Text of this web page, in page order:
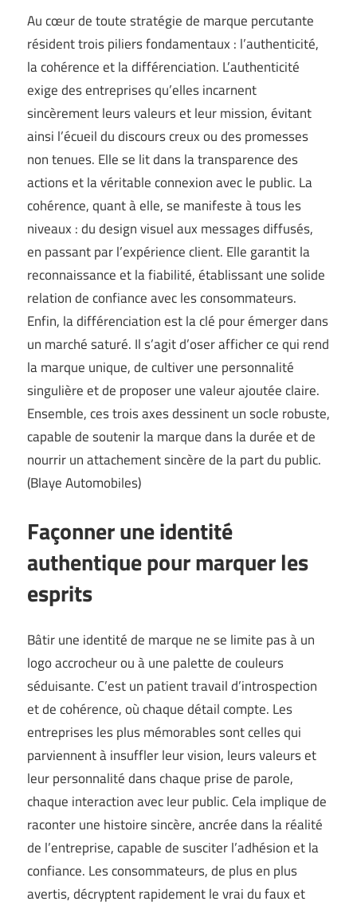
Au cœur de toute stratégie de marque percutante
résident trois piliers fondamentaux : l’authenticité,
la cohérence et la différenciation. L’authenticité
exige des entreprises qu’elles incarnent
sincèrement leurs valeurs et leur mission, évitant
ainsi l’écueil du discours creux ou des promesses
non tenues. Elle se lit dans la transparence des
actions et la véritable connexion avec le public. La
cohérence, quant à elle, se manifeste à tous les
niveaux : du design visuel aux messages diffusés,
en passant par l’expérience client. Elle garantit la
reconnaissance et la fiabilité, établissant une solide
relation de confiance avec les consommateurs.
Enfin, la différenciation est la clé pour émerger dans
un marché saturé. Il s’agit d’oser afficher ce qui rend
la marque unique, de cultiver une personnalité
singulière et de proposer une valeur ajoutée claire.
Ensemble, ces trois axes dessinent un socle robuste,
capable de soutenir la marque dans la durée et de
nourrir un attachement sincère de la part du public.
(Blaye Automobiles)
Façonner une identité
authentique pour marquer les
esprits
Bâtir une identité de marque ne se limite pas à un
logo accrocheur ou à une palette de couleurs
séduisante. C’est un patient travail d’introspection
et de cohérence, où chaque détail compte. Les
entreprises les plus mémorables sont celles qui
parviennent à insuffler leur vision, leurs valeurs et
leur personnalité dans chaque prise de parole,
chaque interaction avec leur public. Cela implique de
raconter une histoire sincère, ancrée dans la réalité
de l’entreprise, capable de susciter l’adhésion et la
confiance. Les consommateurs, de plus en plus
avertis, décryptent rapidement le vrai du faux et